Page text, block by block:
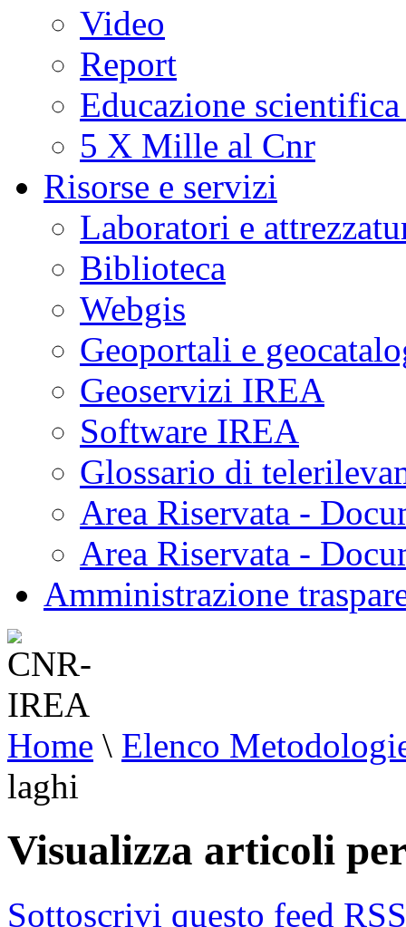
Video
Report
Educazione
5 X Mille al Cnr
Risorse e servizi
Laboratori e
Biblioteca
Webgis
Geoportali e
Geoservizi IREA
Software IREA
Glossario di
Area Riservata -
Area Riservata -
Amministrazione
Home \ Elenco
laghi
Visualizza articoli
Sottoscrivi questo feed RSS